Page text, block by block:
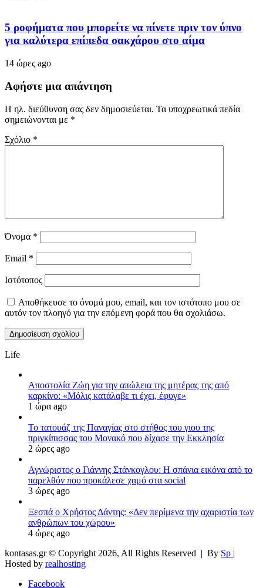
5 ροφήματα που μπορείτε να πίνετε πριν τον ύπνο
για καλύτερα επίπεδα σακχάρου στο αίμα
14 ώρες ago
Αφήστε μια απάντηση
Η ηλ. διεύθυνση σας δεν δημοσιεύεται. Τα υποχρεωτικά πεδία
σημειώνονται με *
Σχόλιο *
Όνομα *
Email *
Ιστότοπος
Αποθήκευσε το όνομά μου, email, και τον ιστότοπο μου σε
αυτόν τον πλοηγό για την επόμενη φορά που θα σχολιάσω.
Life
Αποστολία Ζώη για την απώλεια της μητέρας της από
καρκίνο: «Μόλις κατάλαβε τι έχει, έφυγε»
1 ώρα ago
Το τατουάζ της Παναγίας στο στήθος του γιου της
πριγκίπισσας του Μονακό που δίχασε την Εκκλησία
2 ώρες ago
Αγνώριστος ο Γιάννης Στάνκογλου: Η σπάνια εικόνα από το
παρελθόν που προκάλεσε χαμό στα social
3 ώρες ago
Ξεσπά ο Χρήστος Δάντης: «Δεν περίμενα την αχαριστία των
ανθρώπων του χώρου»
4 ώρες ago
kontasas.gr © Copyright 2026, All Rights Reserved | By Sp |
Hosted by realhosting
Facebook